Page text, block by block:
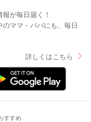
が毎日届く！
ママ・パパにも、毎日
詳しくはこちら
すすめ